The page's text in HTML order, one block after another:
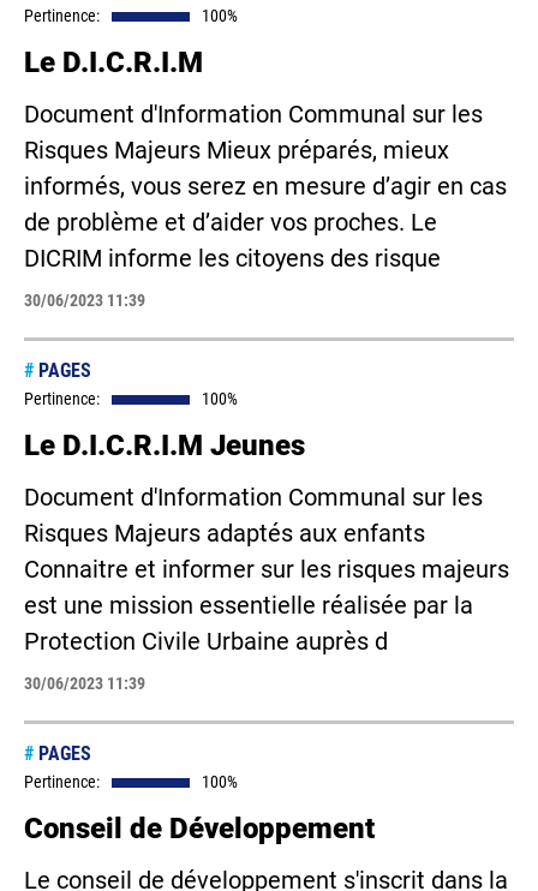
Pertinence: 100%
Le D.I.C.R.I.M
Document d'Information Communal sur les
Risques Majeurs Mieux préparés, mieux
informés, vous serez en mesure d’agir en cas
de problème et d’aider vos proches. Le
DICRIM informe les citoyens des risque
30/06/2023 11:39
# PAGES
Pertinence: 100%
Le D.I.C.R.I.M Jeunes
Document d'Information Communal sur les
Risques Majeurs adaptés aux enfants
Connaitre et informer sur les risques majeurs
est une mission essentielle réalisée par la
Protection Civile Urbaine auprès d
30/06/2023 11:39
# PAGES
Pertinence: 100%
Conseil de Développement
Le conseil de développement s'inscrit dans la